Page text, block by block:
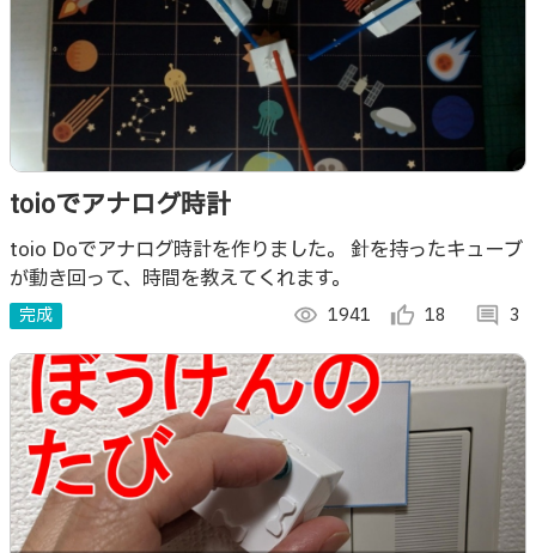
toioでアナログ時計
toio Doでアナログ時計を作りました。 針を持ったキューブ
が動き回って、時間を教えてくれます。
完成 visibility 1941 thumb_up_alt 18 comment 3